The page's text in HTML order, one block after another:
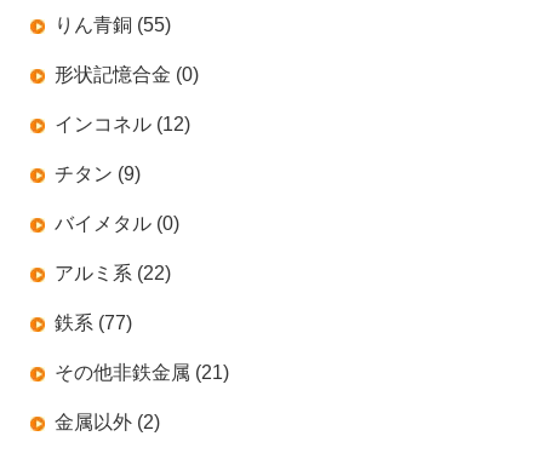
りん青銅 (55)
形状記憶合金 (0)
インコネル (12)
チタン (9)
バイメタル (0)
アルミ系 (22)
鉄系 (77)
その他非鉄金属 (21)
金属以外 (2)